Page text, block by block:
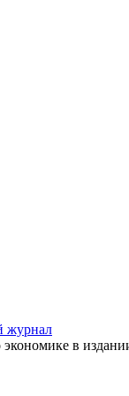
экономике в